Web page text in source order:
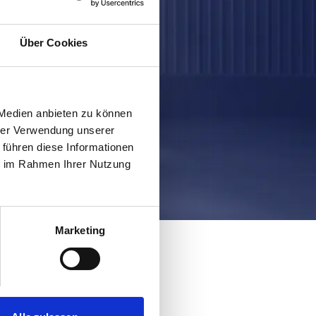
Über Cookies
anbieten zu können
Verwendung unserer
diese Informationen
Rahmen Ihrer Nutzung
Marketing